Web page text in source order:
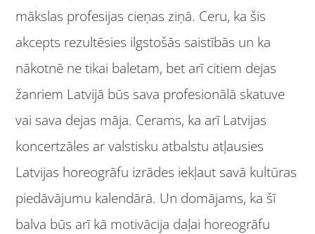
mākslas profesijas cieņas ziņā. Ceru, ka šis
akcepts rezultēsies ilgstošās saistībās un ka
nākotnē ne tikai baletam, bet arī citiem dejas
žanriem Latvijā būs sava profesionālā skatuve
vai sava dejas māja. Cerams, ka arī Latvijas
koncertzāles ar valstisku atbalstu atļausies
Latvijas horeogrāfu izrādes iekļaut savā kultūras
piedāvājumu kalendārā. Un domājams, ka šī
balva būs arī kā motivācija daļai horeogrāfu